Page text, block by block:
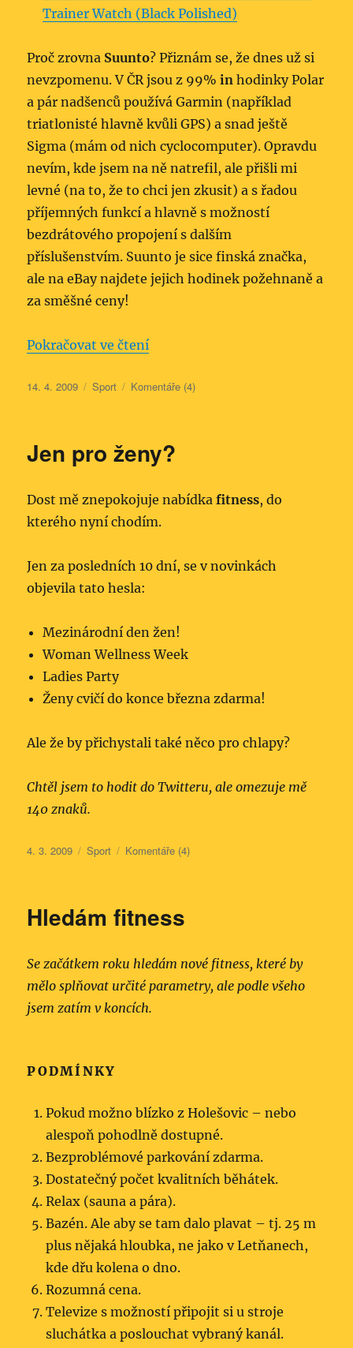
Trainer Watch (Black Polished)
Proč zrovna Suunto? Přiznám se, že dnes už si
nevzpomenu. V ČR jsou z 99%in hodinky Polar
a pár nadšenců používá Garmin (například
triatlonisté hlavně kvůli GPS) a snad ještě
Sigma (mám od nich cyclocomputer). Opravdu
nevím, kde jsem na ně natrefil, ale přišli mi
levné (na to, že to chci jen zkusit) a s řadou
příjemných funkcí a hlavně s možností
bezdrátového propojení s dalším
příslušenstvím. Suunto je sice finská značka,
ale na eBay najdete jejich hodinek požehnaně a
za směšné ceny!
Pokračovat ve čtení„Sporttester Suunto t3c“
Publikováno:
14. 4. 2009 Rubriky:
Sport Komentáře (4)
Jen pro ženy?
Dost mě znepokojuje nabídkafitness, do
kterého nyní chodím.
Jen za posledních 10 dní, se v novinkách
objevila tato hesla:
Mezinárodní den žen!
Woman Wellness Week
Ladies Party
Ženy cvičí do konce března zdarma!
Ale že by přichystali také něco pro chlapy?
Chtěl jsem to hodit do Twitteru, ale omezuje mě
140 znaků.
Publikováno:
4. 3. 2009 Rubriky:
Sport Komentáře (4)
Hledám fitness
Se začátkem roku hledám nové fitness, které by
mělo splňovat určité parametry, ale podle všeho
jsem zatím v koncích.
PODMÍNKY
Pokud možno blízko z Holešovic – nebo
alespoň pohodlně dostupné.
Bezproblémové parkování zdarma.
Dostatečný počet kvalitních běhátek.
Relax (sauna a pára).
Bazén. Ale aby se tam dalo plavat – tj. 25 m
plus nějaká hloubka, ne jako v Letňanech,
kde dřu kolena o dno.
Rozumná cena.
Televize s možností připojit si u stroje
sluchátka a poslouchat vybraný kanál.